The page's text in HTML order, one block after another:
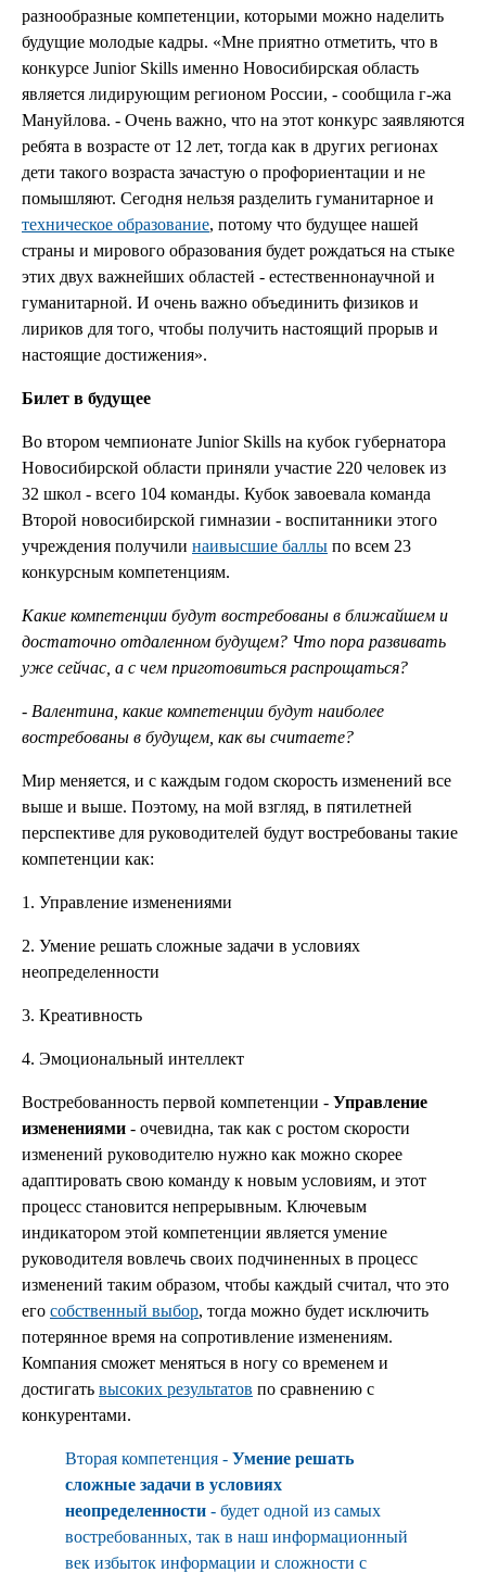
разнообразные компетенции, которыми можно наделить
будущие молодые кадры. «Мне приятно отметить, что в
конкурсе Junior Skills именно Новосибирская область
является лидирующим регионом России, - сообщила г-жа
Мануйлова. - Очень важно, что на этот конкурс заявляются
ребята в возрасте от 12 лет, тогда как в других регионах
дети такого возраста зачастую о профориентации и не
помышляют. Сегодня нельзя разделить гуманитарное и
техническое образование, потому что будущее нашей
страны и мирового образования будет рождаться на стыке
этих двух важнейших областей - естественнонаучной и
гуманитарной. И очень важно объединить физиков и
лириков для того, чтобы получить настоящий прорыв и
настоящие достижения».
Билет в будущее
Во втором чемпионате Junior Skills на кубок губернатора
Новосибирской области приняли участие 220 человек из
32 школ - всего 104 команды. Кубок завоевала команда
Второй новосибирской гимназии - воспитанники этого
учреждения получили наивысшие баллы по всем 23
конкурсным компетенциям.
Какие компетенции будут востребованы в ближайшем и
достаточно отдаленном будущем? Что пора развивать
уже сейчас, а с чем приготовиться распрощаться?
- Валентина, какие компетенции будут наиболее
востребованы в будущем, как вы считаете?
Мир меняется, и с каждым годом скорость изменений все
выше и выше. Поэтому, на мой взгляд, в пятилетней
перспективе для руководителей будут востребованы такие
компетенции как:
1. Управление изменениями
2. Умение решать сложные задачи в условиях
неопределенности
3. Креативность
4. Эмоциональный интеллект
Востребованность первой компетенции - Управление
изменениями - очевидна, так как с ростом скорости
изменений руководителю нужно как можно скорее
адаптировать свою команду к новым условиям, и этот
процесс становится непрерывным. Ключевым
индикатором этой компетенции является умение
руководителя вовлечь своих подчиненных в процесс
изменений таким образом, чтобы каждый считал, что это
его собственный выбор, тогда можно будет исключить
потерянное время на сопротивление изменениям.
Компания сможет меняться в ногу со временем и
достигать высоких результатов по сравнению с
конкурентами.
Вторая компетенция - Умение решать
сложные задачи в условиях
неопределенности - будет одной из самых
востребованных, так в наш информационный
век избыток информации и сложности с